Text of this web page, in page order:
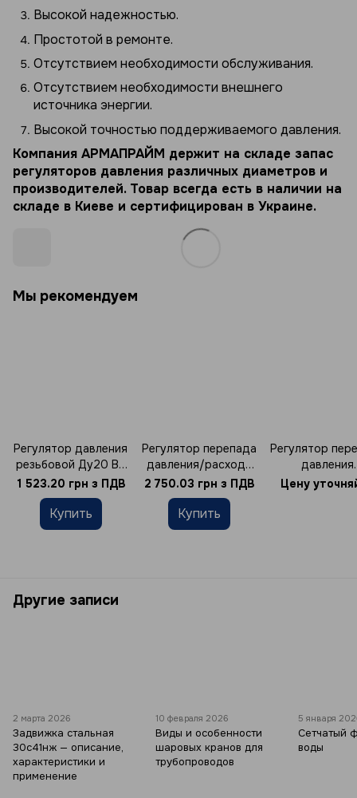
Высокой надежностью.
Простотой в ремонте.
Отсутствием необходимости обслуживания.
Отсутствием необходимости внешнего
источника энергии.
Высокой точностью поддерживаемого давления.
Компания АРМАПРАЙМ держит на складе запас
регуляторов давления различных диаметров и
производителей. Товар всегда есть в наличии на
складе в Киеве и сертифицирован в Украине.
Мы рекомендуем
Регулятор давления
резьбовой Ду20 ВВ
(0.5-6 бар) F.A.R.G.
арт. 504
1 523.20 грн з ПДВ
Купить
Регулятор перепада
давления/расхода
Ду15 GIACOMINI
R206AY103
2 750.03 грн з ПДВ
Купить
Регулятор
давления
фланцевый RD
Цену
Другие записи
2 марта 2026
Задвижка стальная
30с41нж — описание,
характеристики и
применение
10 февраля 2026
Виды и особенности
шаровых кранов для
трубопроводов
5 января
Сетчатый
воды